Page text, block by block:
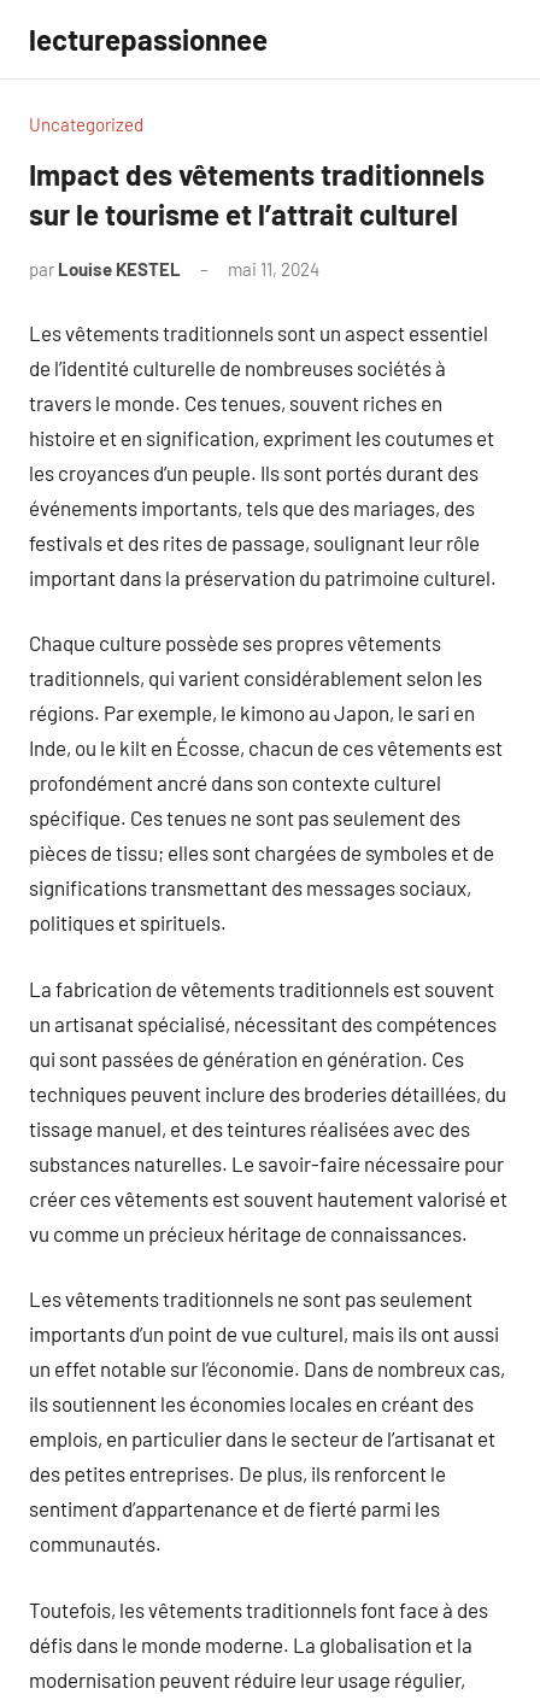
contenu
lecturepassionnee
Uncategorized
Impact des vêtements traditionnels
sur le tourisme et l’attrait culturel
par Louise KESTEL mai 11, 2024
Les vêtements traditionnels sont un aspect essentiel
de l’identité culturelle de nombreuses sociétés à
travers le monde. Ces tenues, souvent riches en
histoire et en signification, expriment les coutumes et
les croyances d’un peuple. Ils sont portés durant des
événements importants, tels que des mariages, des
festivals et des rites de passage, soulignant leur rôle
important dans la préservation du patrimoine culturel.
Chaque culture possède ses propres vêtements
traditionnels, qui varient considérablement selon les
régions. Par exemple, le kimono au Japon, le sari en
Inde, ou le kilt en Écosse, chacun de ces vêtements est
profondément ancré dans son contexte culturel
spécifique. Ces tenues ne sont pas seulement des
pièces de tissu; elles sont chargées de symboles et de
significations transmettant des messages sociaux,
politiques et spirituels.
La fabrication de vêtements traditionnels est souvent
un artisanat spécialisé, nécessitant des compétences
qui sont passées de génération en génération. Ces
techniques peuvent inclure des broderies détaillées, du
tissage manuel, et des teintures réalisées avec des
substances naturelles. Le savoir-faire nécessaire pour
créer ces vêtements est souvent hautement valorisé et
vu comme un précieux héritage de connaissances.
Les vêtements traditionnels ne sont pas seulement
importants d’un point de vue culturel, mais ils ont aussi
un effet notable sur l’économie. Dans de nombreux cas,
ils soutiennent les économies locales en créant des
emplois, en particulier dans le secteur de l’artisanat et
des petites entreprises. De plus, ils renforcent le
sentiment d’appartenance et de fierté parmi les
communautés.
Toutefois, les vêtements traditionnels font face à des
défis dans le monde moderne. La globalisation et la
modernisation peuvent réduire leur usage régulier,